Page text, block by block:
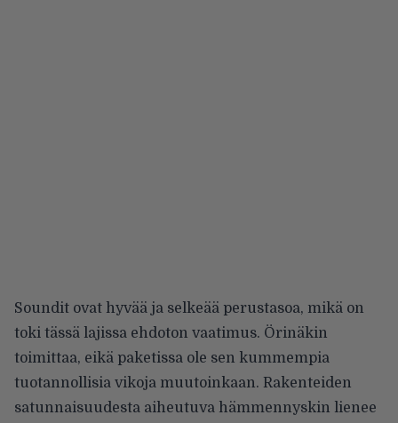
Soundit ovat hyvää ja selkeää perustasoa, mikä on
toki tässä lajissa ehdoton vaatimus. Örinäkin
toimittaa, eikä paketissa ole sen kummempia
tuotannollisia vikoja muutoinkaan. Rakenteiden
satunnaisuudesta aiheutuva hämmennyskin lienee